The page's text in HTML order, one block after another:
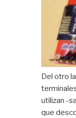
Del otro
utilizan -
que